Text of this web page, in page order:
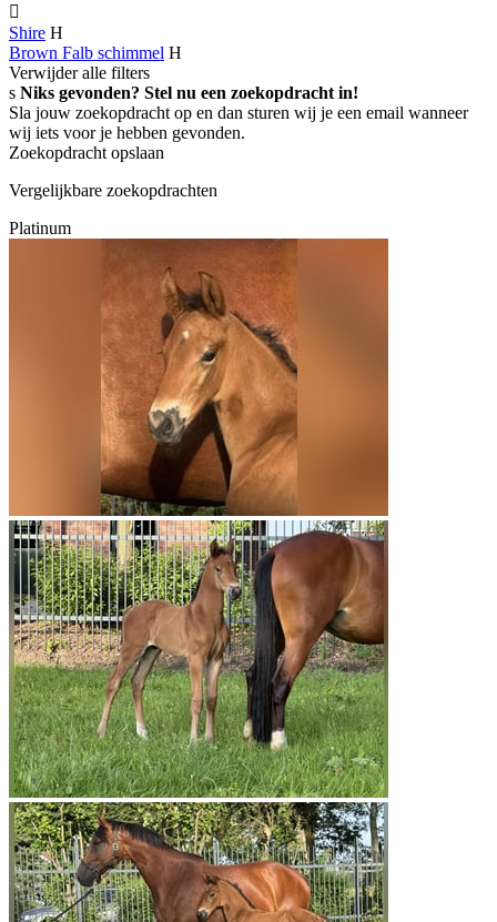

Shire H
Brown Falb schimmel H
Verwijder alle filters
s Niks gevonden? Stel nu een zoekopdracht in!
Sla jouw zoekopdracht op en dan sturen wij je een email wanneer
wij iets voor je hebben gevonden.
Zoekopdracht opslaan
Vergelijkbare zoekopdrachten
Platinum